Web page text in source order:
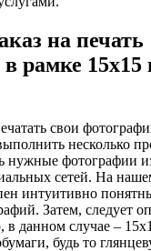
на печать
рамке 15х15
свои
несколько
нужные фотографии
сетей. На
интуитивно
Затем, следует
в данном случае –
будь то